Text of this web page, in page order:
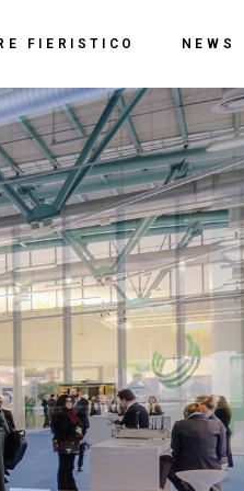
FIERISTICO NEWS